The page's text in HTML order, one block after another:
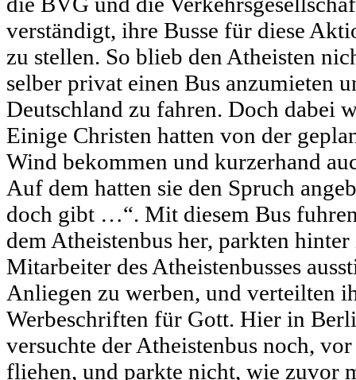
verständigt, ihre Busse für diese
zu stellen. So blieb den Atheisten
selber privat einen Bus anzumieten
Deutschland zu fahren. Doch dabei
Einige Christen hatten von der
Wind bekommen und kurzerhand
Auf dem hatten sie den Spruch
doch gibt …“. Mit diesem Bus
dem Atheistenbus her, parkten
Mitarbeiter des Atheistenbusses
Anliegen zu werben, und verteilten
Werbeschriften für Gott. Hier in
versuchte der Atheistenbus noch,
fliehen, und parkte nicht, wie zuvor